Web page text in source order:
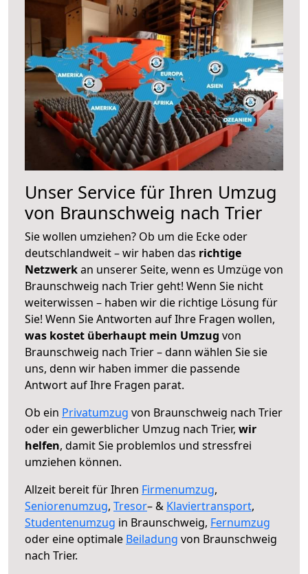
Unser Service für Ihren Umzug
von Braunschweig nach Trier
Sie wollen umziehen? Ob um die Ecke oder
deutschlandweit – wir haben das richtige
Netzwerkan unserer Seite, wenn es Umzüge von
Braunschweig nach Trier geht! Wenn Sie nicht
weiterwissen – haben wir die richtige Lösung für
Sie! Wenn Sie Antworten auf Ihre Fragen wollen,
was kostet überhaupt mein Umzug von
Braunschweig nach Trier – dann wählen Sie sie
uns, denn wir haben immer die passende
Antwort auf Ihre Fragen parat.
Ob ein Privatumzug von Braunschweig nach Trier
oder ein gewerblicher Umzug nach Trier, wir
helfen, damit Sie problemlos und stressfrei
umziehen können.
Allzeit bereit für Ihren Firmenumzug,
Seniorenumzug, Tresor– & Klaviertransport,
Studentenumzug in Braunschweig, Fernumzug
oder eine optimale Beiladung von Braunschweig
nach Trier.